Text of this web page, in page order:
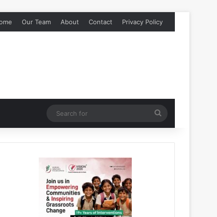
Our Team About Contact Privacy Policy
for